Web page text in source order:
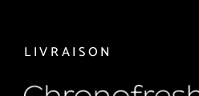
LIVRAISON